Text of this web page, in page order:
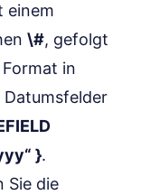
einem
\#, gefolgt
in
}.
Sie die